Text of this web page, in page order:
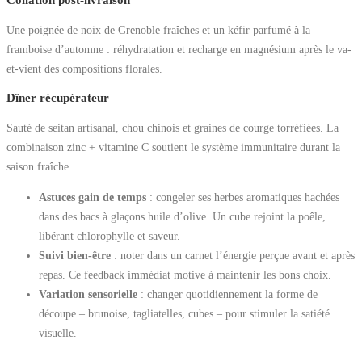
Une poignée de noix de Grenoble fraîches et un kéfir parfumé à la
framboise d’automne : réhydratation et recharge en magnésium après le va-
et-vient des compositions florales.
Dîner récupérateur
Sauté de seitan artisanal, chou chinois et graines de courge torréfiées. La
combinaison zinc + vitamine C soutient le système immunitaire durant la
saison fraîche.
Astuces gain de temps : congeler ses herbes aromatiques hachées
dans des bacs à glaçons huile d’olive. Un cube rejoint la poêle,
libérant chlorophylle et saveur.
Suivi bien-être : noter dans un carnet l’énergie perçue avant et après
repas. Ce feedback immédiat motive à maintenir les bons choix.
Variation sensorielle : changer quotidiennement la forme de
découpe – brunoise, tagliatelles, cubes – pour stimuler la satiété
visuelle.